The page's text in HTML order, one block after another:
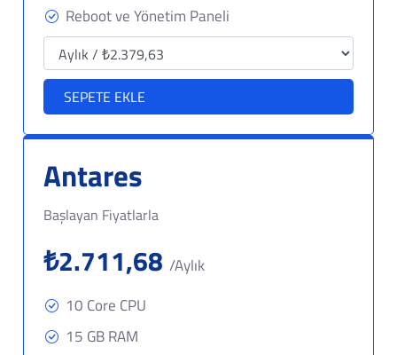
Reboot ve Yönetim Paneli
SEPETE EKLE
Antares
Başlayan Fiyatlarla
₺2.711,68/Aylık
10 Core CPU
15 GB RAM